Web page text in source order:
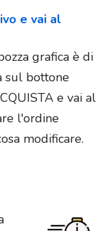
e vai al
grafica è di
sul bottone
e vai al
l'ordine
modificare.